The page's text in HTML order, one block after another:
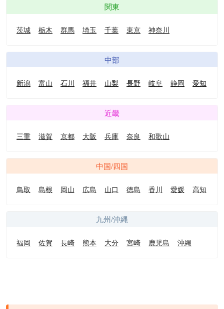
関東
茨城 栃木 群馬 埼玉 千葉 東京 神奈川
中部
新潟 富山 石川 福井 山梨 長野 岐阜 静岡 愛知
近畿
三重 滋賀 京都 大阪 兵庫 奈良 和歌山
中国/四国
鳥取 島根 岡山 広島 山口 徳島 香川 愛媛 高知
九州/沖縄
福岡 佐賀 長崎 熊本 大分 宮崎 鹿児島 沖縄